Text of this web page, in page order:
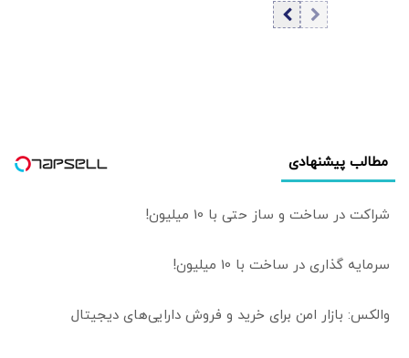
مطالب پیشنهادی
شراکت در ساخت و ساز حتی با 10 میلیون!
سرمایه گذاری در ساخت با 10 میلیون!
والکس: بازار امن برای خرید و فروش دارایی‌های دیجیتال